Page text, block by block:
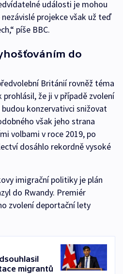
události je mohou
projekce však už teď
píše BBC.
do
Británií rovněž téma
že ji v případě zvolení
konzervativci snižovat
však jeho strana
volbami v roce 2019, po
dosáhlo rekordně vysoké
imigrační politiky je plán
do Rwandy. Premiér
zvolení deportační lety
migrantů